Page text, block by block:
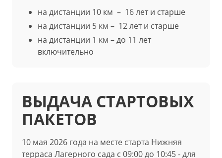
на дистанции 10 км – 16 лет и старше
на дистанции 5 км – 12 лет и старше
на дистанции 1 км – до 11 лет
включительно
ВЫДАЧА СТАРТОВЫХ
ПАКЕТОВ
10 мая 2026 года на месте старта Нижняя
терраса Лагерного сада с 09:00 до 10:45 - для